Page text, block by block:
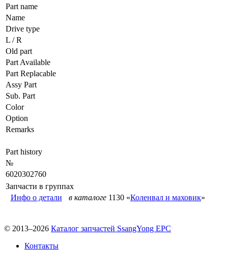
Part name
Name
Drive type
L / R
Old part
Part Available
Part Replacable
Assy Part
Sub. Part
Color
Option
Remarks
Part history
№
6020302760
Запчасти в группах
Инфо о детали
в каталоге 1130 «Коленвал и маховик»
© 2013–2026 Каталог запчастей SsangYong EPC
Контакты